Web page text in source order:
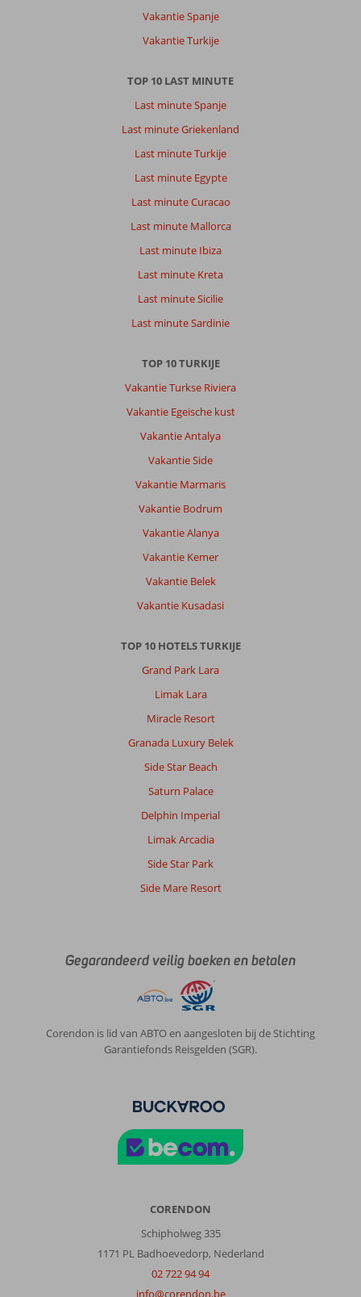
Vakantie Spanje
Vakantie Turkije
TOP 10 LAST MINUTE
Last minute Spanje
Last minute Griekenland
Last minute Turkije
Last minute Egypte
Last minute Curacao
Last minute Mallorca
Last minute Ibiza
Last minute Kreta
Last minute Sicilie
Last minute Sardinie
TOP 10 TURKIJE
Vakantie Turkse Riviera
Vakantie Egeische kust
Vakantie Antalya
Vakantie Side
Vakantie Marmaris
Vakantie Bodrum
Vakantie Alanya
Vakantie Kemer
Vakantie Belek
Vakantie Kusadasi
TOP 10 HOTELS TURKIJE
Grand Park Lara
Limak Lara
Miracle Resort
Granada Luxury Belek
Side Star Beach
Saturn Palace
Delphin Imperial
Limak Arcadia
Side Star Park
Side Mare Resort
Gegarandeerd veilig boeken en betalen
Corendon is lid van ABTO en aangesloten bij de Stichting
Garantiefonds Reisgelden (SGR).
CORENDON
Schipholweg 335
1171 PL Badhoevedorp, Nederland
02 722 94 94
info@corendon.be